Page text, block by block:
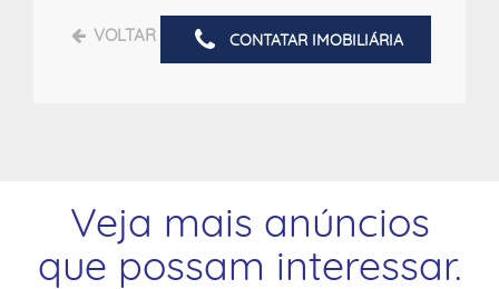
VOLTAR CONTATAR IMOBILIÁRIA
Veja mais anúncios
que possam interessar.